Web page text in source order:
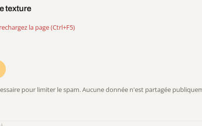
texture
la page (Ctrl+F5)
pour limiter le spam. Aucune donnée n'est partagée